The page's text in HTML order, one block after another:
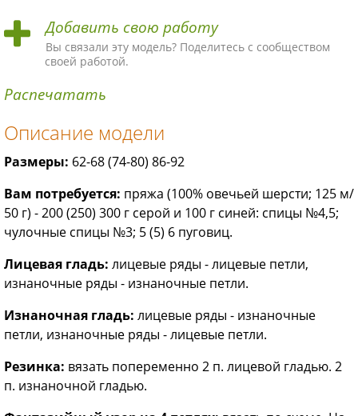
ма
ма ма ма ма!
Добавить свою работу
Вы связали эту модель? Поделитесь с сообществом
своей работой.
Распечатать
Описание модели
Размеры: 62-68 (74-80) 86-92
Вам потребуется: пряжа (100% ове­чьей шерсти; 125 м/
50 г) - 200 (250) 300 г серой и 100 г синей: спицы №4,5;
чулочные спицы №3; 5 (5) 6 пуговиц.
Лицевая гладь: лицевые ряды - лице­вые петли,
изнаночные ряды - изна­ночные петли.
Изнаночная гладь: лицевые ряды - из­наночные
петли, изнаночные ряды - лицевые петли.
Резинка: вязать попеременно 2 п. ли­цевой гладью. 2
п. изнаночной гладью.